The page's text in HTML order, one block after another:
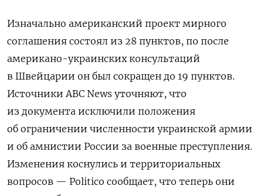
Изначально американский проект мирного
соглашения состоял из 28 пунктов, по после
американо-украинских консультаций
в Швейцарии он был сокращен до 19 пунктов.
Источники ABC News уточняют, что
из документа исключили положения
об ограничении численности украинской армии
и об амнистии России за военные преступления.
Изменения коснулись и территориальных
вопросов — Politico сообщает, что теперь они